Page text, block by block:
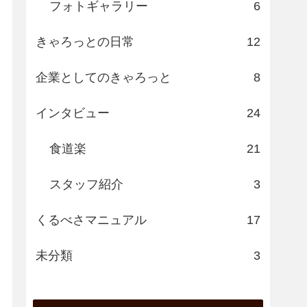
フォトギャラリー 6
きゃろっとの日常 12
企業としてのきゃろっと 8
インタビュー 24
食道楽 21
スタッフ紹介 3
くるべさマニュアル 17
未分類 3